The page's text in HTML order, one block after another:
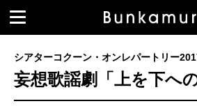
シアターコクーン・オンレパートリー
妄想歌謡劇「上を下へ